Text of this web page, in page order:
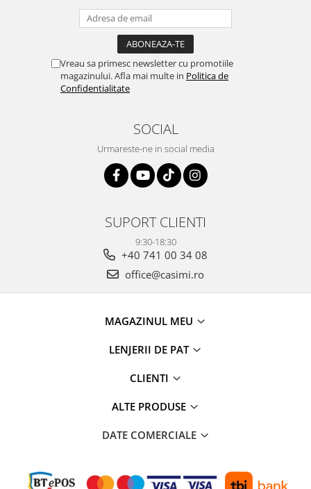
Vreau sa primesc newsletter cu promotiile
magazinului. Afla mai multe in Politica de
Confidentialitate
SOCIAL
Urmareste-ne in social media
SUPORT CLIENTI
9:30-18:30
+40 741 00 34 08
office@casimi.ro
MAGAZINUL MEU
LENJERII DE PAT
CLIENTI
ALTE PRODUSE
DATE COMERCIALE